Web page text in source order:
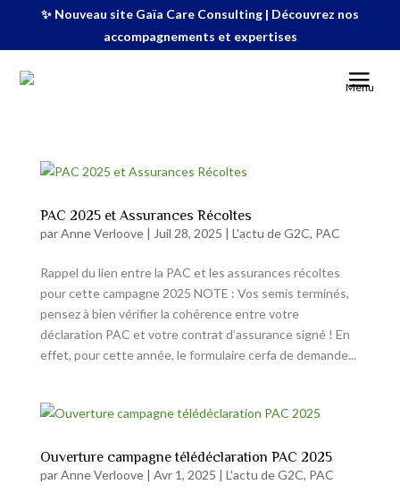
✨ Nouveau site Gaïa Care Consulting | Découvrez nos
accompagnements et expertises
Menu
PAC 2025 et Assurances Récoltes
parAnne Verloove| Juil 28, 2025 | L'actu de G2C, PAC
Rappel du lien entre la PAC et les assurances récoltes
pour cette campagne 2025 NOTE : Vos semis terminés,
pensez à bien vérifier la cohérence entre votre
déclaration PAC et votre contrat d’assurance signé ! En
effet, pour cette année, le formulaire cerfa de demande...
Ouverture campagne télédéclaration PAC 2025
parAnne Verloove| Avr 1, 2025 | L'actu de G2C, PAC